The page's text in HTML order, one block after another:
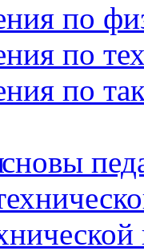
по
по
по